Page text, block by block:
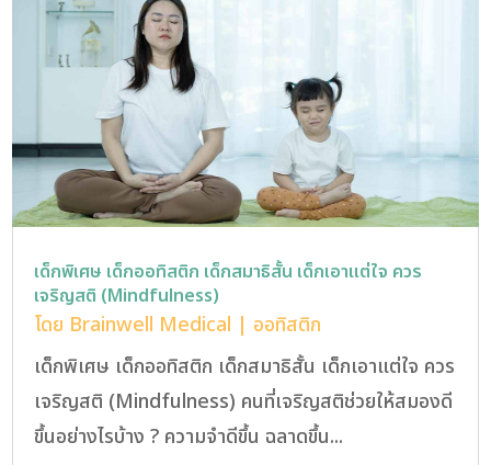
เด็กพิเศษ เด็กออทิสติก เด็กสมาธิสั้น เด็กเอาแต่ใจ ควร
เจริญสติ (Mindfulness)
โดย Brainwell Medical | ออทิสติก
เด็กพิเศษ เด็กออทิสติก เด็กสมาธิสั้น เด็กเอาแต่ใจ ควร
เจริญสติ (Mindfulness) คนที่เจริญสติช่วยให้สมองดี
ขึ้นอย่างไรบ้าง ? ความจำดีขึ้น ฉลาดขึ้น...